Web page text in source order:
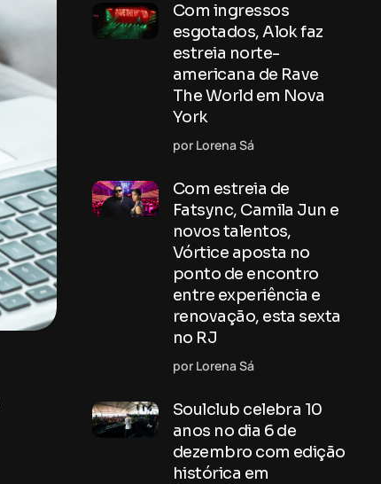
Com ingressos
esgotados, Alok faz
estreia norte-
americana de Rave
The World em Nova
York
por Lorena Sá
Com estreia de
Fatsync, Camila Jun e
novos talentos,
Vórtice aposta no
ponto de encontro
entre experiência e
renovação, esta sexta
no RJ
por Lorena Sá
Soulclub celebra 10
anos no dia 6 de
dezembro com edição
histórica em